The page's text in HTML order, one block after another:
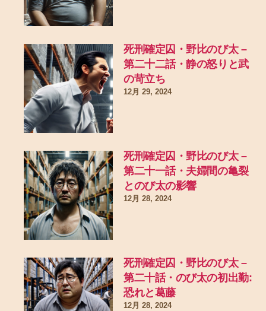
死刑確定囚・野比のび太 –
第二十二話・静の怒りと武
の苛立ち
12月 29, 2024
死刑確定囚・野比のび太 –
第二十一話・夫婦間の亀裂
とのび太の影響
12月 28, 2024
死刑確定囚・野比のび太 –
第二十話・のび太の初出勤:
恐れと葛藤
12月 28, 2024